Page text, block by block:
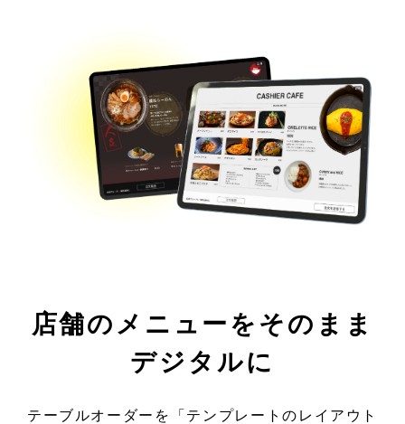
店舗のメニューをそのまま
デジタルに
テーブルオーダーを「テンプレートのレイアウト